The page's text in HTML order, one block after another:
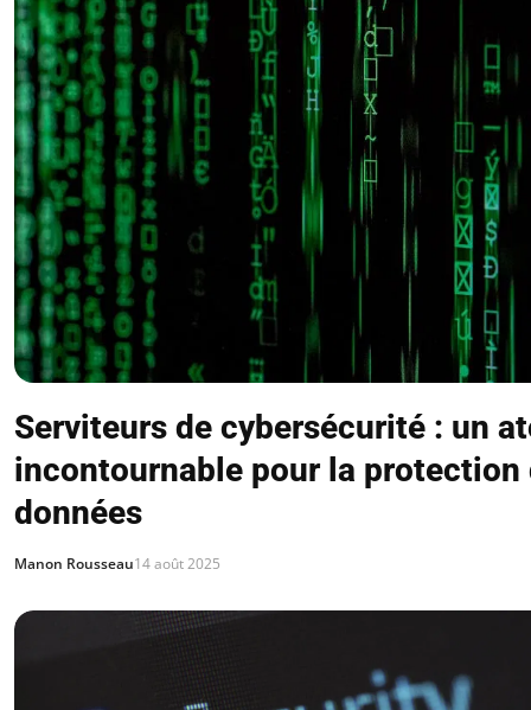
Serviteurs de cybersécurité : un
incontournable pour la protection
données
Manon Rousseau14 août 2025